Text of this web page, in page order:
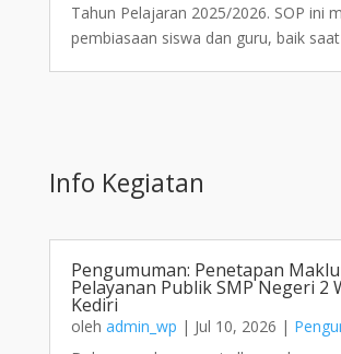
Tahun Pelajaran 2025/2026. SOP ini
pembiasaan siswa dan guru, baik
Info Kegiatan
Pengumuman: Penetapan
Pelayanan Publik SMP Negeri 2
Kediri
oleh admin_wp | Jul 10, 2026 |